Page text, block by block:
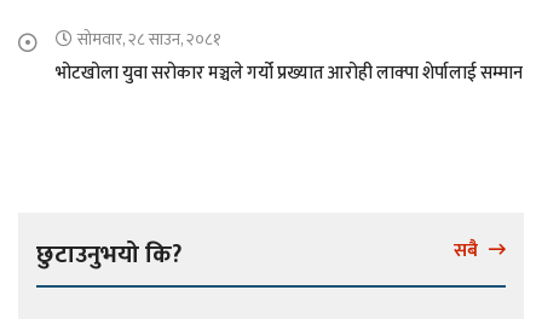
सोमवार, २८ साउन, २०८१
भोटखोला युवा सरोकार मञ्चले गर्यो प्रख्यात आरोही लाक्पा शेर्पालाई सम्मान
छुटाउनुभयो कि? सबै